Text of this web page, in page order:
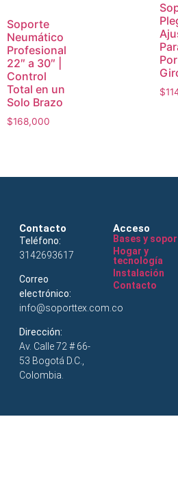
Soporte
Neumático
Profesional
22″ a 30″ |
Control
Total en un
Solo Brazo
$168,000
$
Contacto
Teléfono:
3142693617
Correo
electrónico:
info@soporttex.com.co
Dirección:
Av. Calle 72 # 66-
53 Bogotá D.C.,
Colombia.
Acceso
Bases y
Hogar y
tecnología
Instalación
Contacto